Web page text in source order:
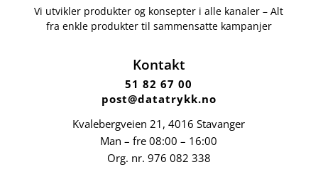
Vi utvikler produkter og konsepter i alle kanaler – Alt
fra enkle produkter til sammensatte kampanjer
Kontakt
51 82 67 00
post@datatrykk.no
Kvalebergveien 21 , 4016 Stavanger
Man – fre 08:00 – 16:00
Org. nr. 976 082 338